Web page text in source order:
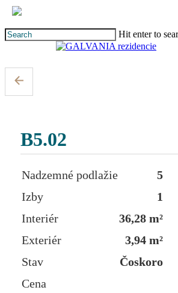
Skip
main
content
Hit enter to
B5.02
Nadzemné podlažie
5
Izby
1
Interiér
36,28 m²
Exteriér
3,94 m²
Stav
Čoskoro
Cena